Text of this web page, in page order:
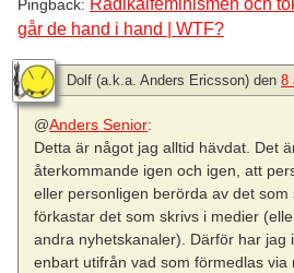
Pingback:
går de hand i hand | WTF?
Dolf (a.k.a. Anders Ericsson) den 8
@Anders Senior:
Detta är något jag alltid hävdat. Det
återkommande igen och igen, att
eller personligen berörda av det som
förkastar det som skrivs i medier
andra nyhetskanaler). Därför har jag
enbart utifrån vad som förmedlas via